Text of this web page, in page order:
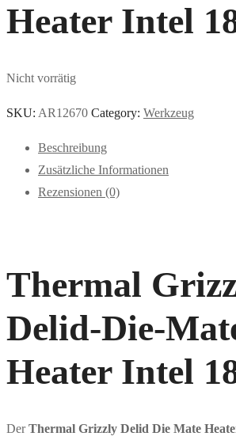
Heater Intel
Nicht vorrätig
SKU: AR12670 Category: Werkzeug
Beschreibung
Zusätzliche Informationen
Rezensionen (0)
Thermal
Delid-Die-
Heater Intel
DerThermal Grizzly Delid Die Mate